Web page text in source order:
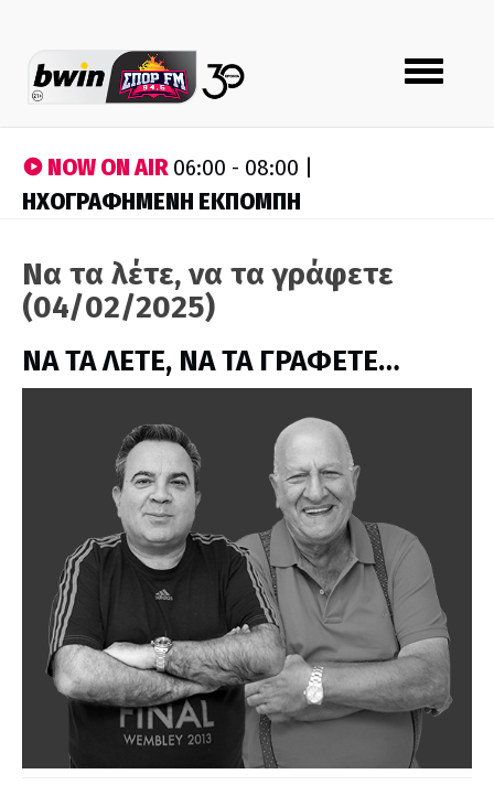
Toggle
navigation
NOW ON AIR06:00 - 08:00 |
ΗΧΟΓΡΑΦΗΜΕΝΗ ΕΚΠΟΜΠΗ
Να τα λέτε, να τα γράφετε
(04/02/2025)
ΝΑ ΤΑ ΛΕΤΕ, ΝΑ ΤΑ ΓΡΑΦΕΤΕ…